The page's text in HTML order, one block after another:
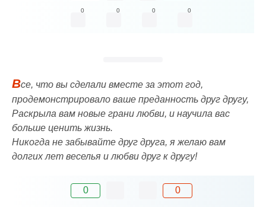
0 0 0 0
Все, что вы сделали вместе за этот год,
продемонстрировало ваше преданность друг другу,
Раскрыла вам новые грани любви, и научила вас
больше ценить жизнь.
Никогда не забывайте друг друга, я желаю вам
долгих лет веселья и любви друг к другу!
0 0